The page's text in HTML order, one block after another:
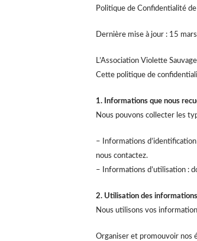
Politique de Confidentialité
Dernière mise à jour : 15
L’Association Violette
Cette politique de
1. Informations que nous
Nous pouvons collecter les
– Informations
nous contactez.
– Informations d’utilisation :
2. Utilisation des informations
Nous utilisons vos
Organiser et promouvoir nos